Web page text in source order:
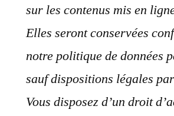
sur les contenus mis en
Elles seront conservées
notre politique de données
sauf dispositions légales
Vous disposez d’un droit